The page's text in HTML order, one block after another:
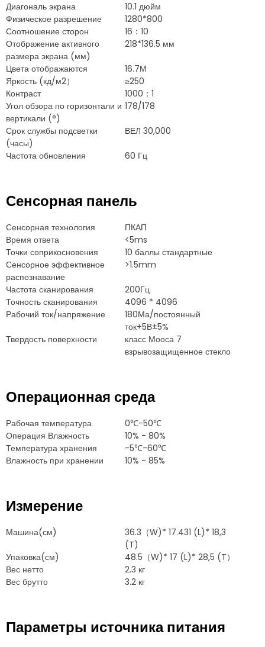
Диагональ экрана
10.1 дюйм
Физическое разрешение
1280*800
Соотношение сторон
16：10
Отображение активного
размера экрана (мм)
218*136.5 мм
Цвета отображаются
16.7М
Яркость (кд/м2）
≥250
Контраст
1000：1
Угол обзора по горизонтали и
вертикали (°)
178/178
Срок службы подсветки
(часы)
ВЕЛ 30,000
Частота обновления 60 Гц
Сенсорная панель
Сенсорная технология
ПКАП
Время ответа
<5ms
Точки соприкосновения
10 баллы стандартные
Сенсорное эффективное
распознавание
>1.5mm
Частота сканирования
200Гц
Точность сканирования
4096 * 4096
Рабочий ток/напряжение
180Ма/постоянный
ток+5В±5%
Твердость поверхности
класс Мооса 7
взрывозащищенное стекло
Операционная среда
Рабочая температура
0℃-50℃
Операция Влажность
10% - 80%
Температура хранения
-5℃-60℃
Влажность при хранении
10% - 85%
Измерение
Машина(см)
36.3（W)* 17.431 (L)* 18,3
(T)
Упаковка(см)
48.5（W)* 17 (L)* 28,5 (T）
Вес нетто
2.3 кг
Вес брутто
3.2 кг
Параметры источника питания